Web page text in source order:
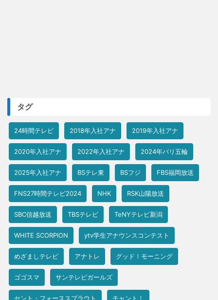
タグ
24時間テレビ 2018年入社アナ 2019年入社アナ
2020年入社アナ 2022年入社アナ 2024年パリ五輪
2025年入社アナ BSテレ東 BSフジ FBS福岡放送
FNS27時間テレビ2024 NHK RSK山陽放送
SBC信越放送 TBSテレビ TeNYテレビ新潟
WHITE SCORPION ytv学生アナウンスコンテスト
めざましテレビ アナトレ グッド！モーニング
ゴゴスマ サンテレビガールズ
セント・フォーススプラウト チャント！